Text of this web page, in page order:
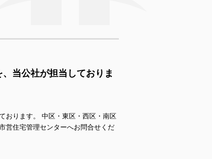
当公社が担当しておりま
おります。 中区・東区・西区・南区
営住宅管理センターへお問合せくだ